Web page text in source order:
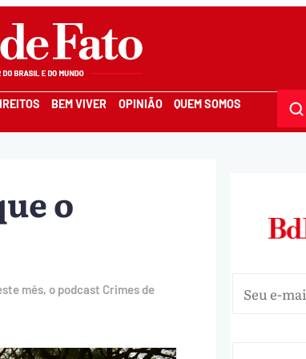
BEM VIVER OPINIÃO QUEM SOMOS
o
mês, o podcast Crimes de